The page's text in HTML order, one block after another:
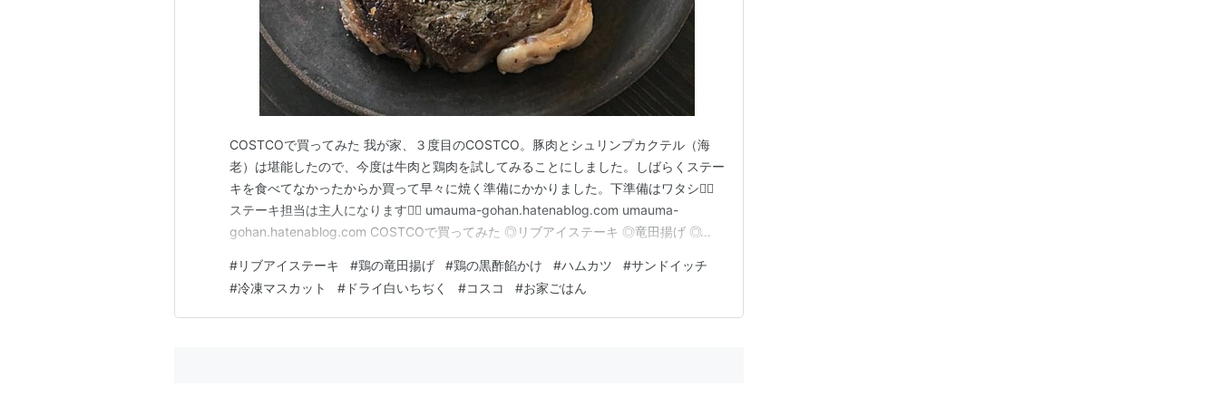
COSTCOで買ってみた 我が家、３度目のCOSTCO。豚肉とシュリンプカクテル（海
老）は堪能したので、今度は牛肉と鶏肉を試してみることにしました。しばらくステー
キを食べてなかったからか買って早々に焼く準備にかかりました。下準備はワタシ🙋‍♀️
ステーキ担当は主人になります🙋‍♂️ umauma-gohan.hatenablog.com umauma-
gohan.hatenablog.com COSTCOで買ってみた ◎リブアイステーキ ◎竜田揚げ ◎鶏も
3枚入りのリブアイを購入。最近、トレジョで牛肉を買って…
#リブアイステーキ #鶏の竜田揚げ #鶏の黒酢餡かけ #ハムカツ #サンドイッチ
#冷凍マスカット # ドライ白いちぢく #コスコ #お家ごはん